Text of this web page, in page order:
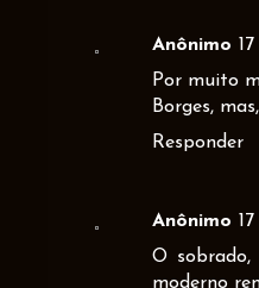
Anônimo
Por muito
Borges,
Responder
Anônimo
O
moderno